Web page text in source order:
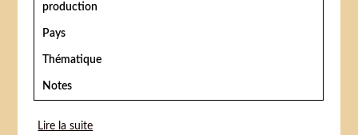
production
Pays
Thématique
Notes
Lire la suite